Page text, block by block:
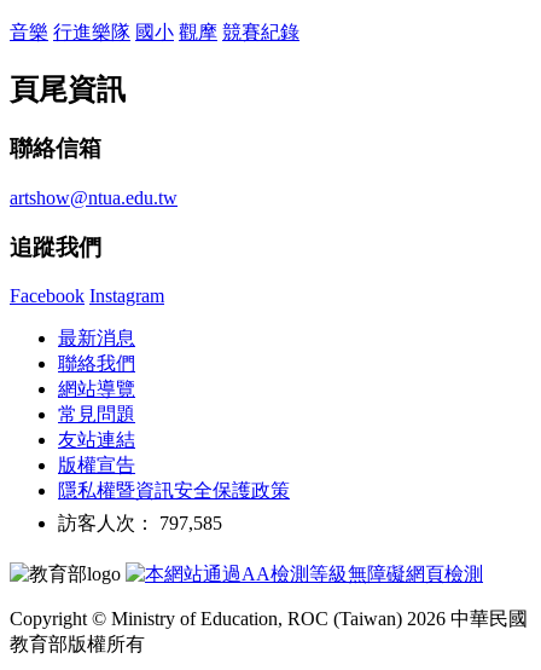
音樂 行進樂隊 國小 觀摩 競賽紀錄
頁尾資訊
聯絡信箱
artshow@ntua.edu.tw
追蹤我們
Facebook Instagram
最新消息
聯絡我們
網站導覽
常見問題
友站連結
版權宣告
隱私權暨資訊安全保護政策
訪客人次： 797,585
Copyright © Ministry of Education, ROC (Taiwan) 2026 中華民國
教育部版權所有